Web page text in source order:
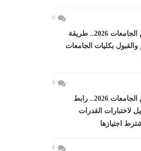
0
تنسيق الجامعات 2026.. طريقة
والقبول بكليات الجامعات
0
تنسيق الجامعات 2026.. رابط
لاختبارات القدرات
اجتيازها
0